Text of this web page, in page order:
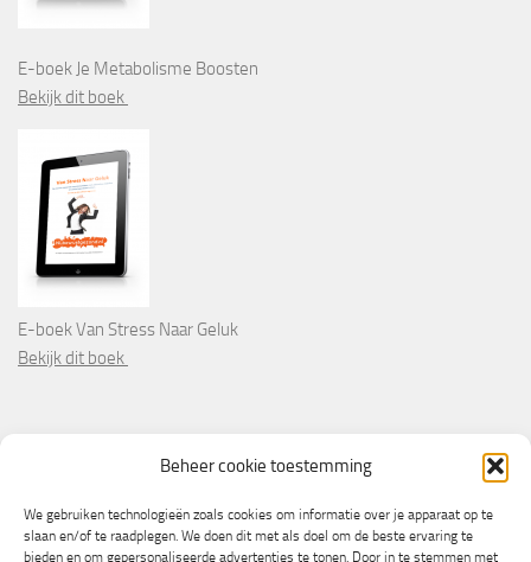
Beheer cookie toestemming
We gebruiken technologieën zoals cookies om informatie over je apparaat op te
slaan en/of te raadplegen. We doen dit met als doel om de beste ervaring te
bieden en om gepersonaliseerde advertenties te tonen. Door in te stemmen met
E-boek Je Metabolisme Boosten
Bekijk dit boek
E-boek Van Stress Naar Geluk
Bekijk dit boek